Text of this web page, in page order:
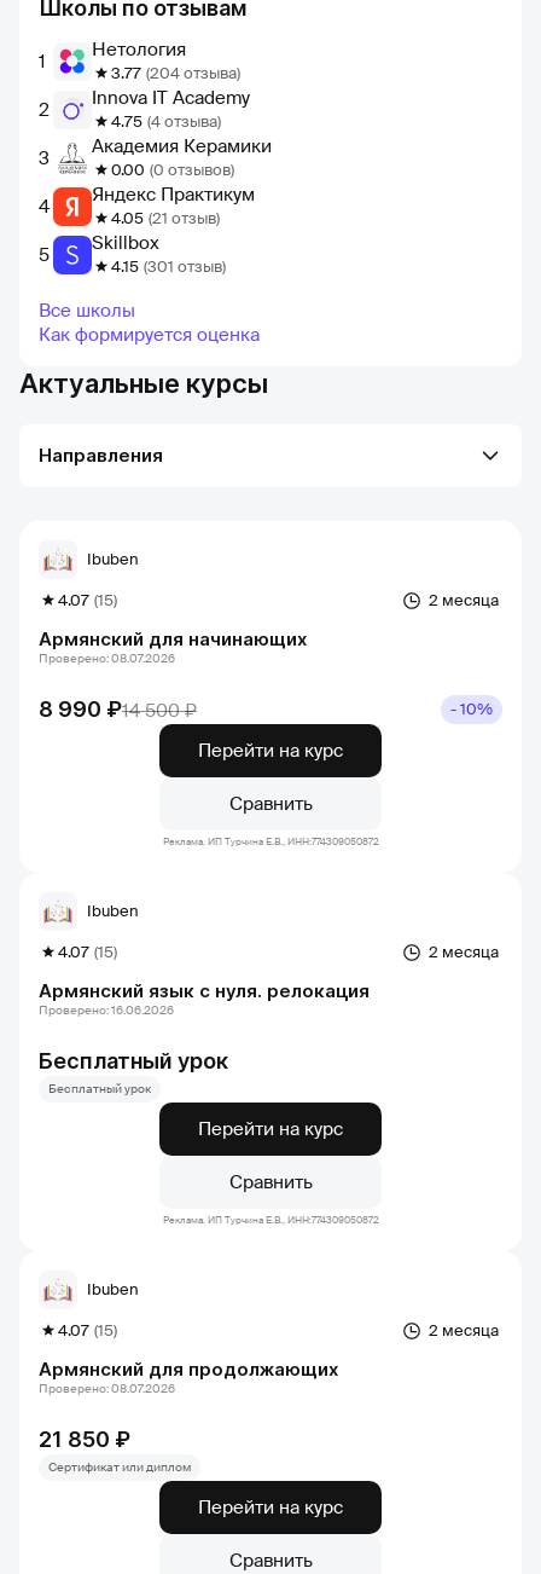
Школы по отзывам
1 Нетология
3.77 (204 отзыва)
2 Innova IT Academy
4.75 (4 отзыва)
3 Академия Керамики
0.00 (0 отзывов)
4 Яндекс Практикум
4.05 (21 отзыв)
5 Skillbox
4.15 (301 отзыв)
Все школы
Как формируется оценка
Актуальные курсы
Направления
Армянский для начинающих
2 месяца
4.07 (15)
Ibuben
8 990 ₽14 500 ₽
Проверено: 08.07.2026
- 10%
Перейти на курс
Сравнить
Реклама. ИП Турчина Е.В., ИНН:774309050872
Армянский язык с нуля. релокация
2 месяца
4.07 (15)
Ibuben
Бесплатный урок
Проверено: 16.06.2026
Бесплатный урок
Перейти на курс
Сравнить
Реклама. ИП Турчина Е.В., ИНН:774309050872
Армянский для продолжающих
2 месяца
4.07 (15)
Ibuben
21 850 ₽
Проверено: 08.07.2026
Сертификат или диплом
Перейти на курс
Сравнить